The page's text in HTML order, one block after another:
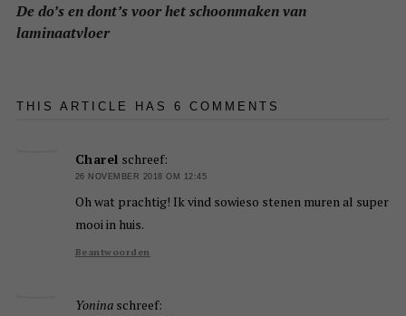
De do’s en dont’s voor het schoonmaken van
laminaatvloer
THIS ARTICLE HAS 6 COMMENTS
Charel schreef:
26 NOVEMBER 2018 OM 12:45
Oh wat prachtig! Ik vind sowieso stenen muren al super
mooi in huis.
Beantwoorden
Yonina schreef: